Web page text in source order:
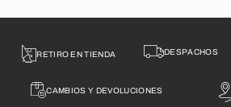
RETIRO EN TIENDA DESPACHOS
CAMBIOS Y DEVOLUCIONES